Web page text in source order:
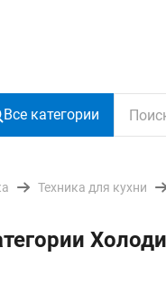
Все категории
Техника для кухни